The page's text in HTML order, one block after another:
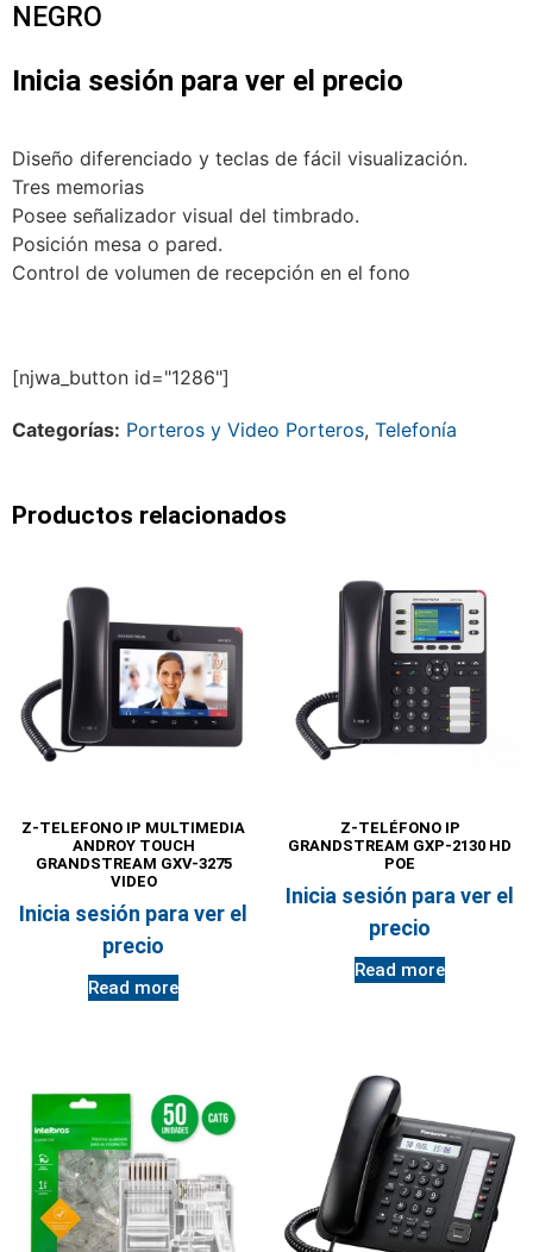
NEGRO
Inicia sesión para ver el precio
Diseño diferenciado y teclas de fácil visualización.
Tres memorias
Posee señalizador visual del timbrado.
Posición mesa o pared.
Control de volumen de recepción en el fono
[njwa_button id="1286"]
Categorías: Porteros y Video Porteros, Telefonía
Productos relacionados
Z-TELEFONO IP MULTIMEDIA
ANDROY TOUCH
GRANDSTREAM GXV-3275
VIDEO
Inicia sesión para ver el
precio
Read more
Z-TELÉFONO IP
GRANDSTREAM GXP-2130 HD
POE
Inicia sesión para ver el
precio
Read more